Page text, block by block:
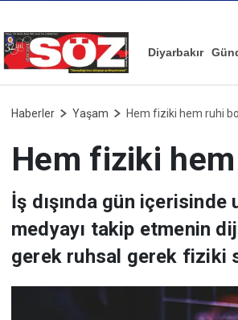
Diyarbakır
Haberler Yaşam Hem fiziki hem ruhi
Hem fiziki
İş dışında gün
medyayı takip etmenin
gerek ruhsal gerek fiziki